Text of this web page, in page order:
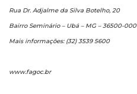
Rua Dr. Adjalme da Silva Botelho, 20
Bairro Seminário – Ubá – MG – 36500-000
Mais informações: (32) 3539 5600
www.fagoc.br